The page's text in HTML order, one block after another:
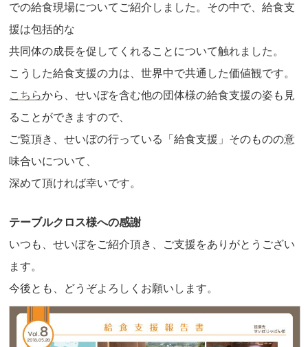
での給食現場についてご紹介しました。その中で、給食支
援は包括的な
共同体の成長を促してくれることについて触れました。
こうした給食支援の力は、世界中で共通した価値観です。
こちらから、せいぼを含む他の団体様の給食支援の姿も見
ることができますので、
ご覧頂き、せいぼの行っている「給食支援」そのものの意
味合いについて、
深めて頂ければ幸いです。
テーブルクロス様への感謝
いつも、せいぼをご紹介頂き、ご支援をありがとうござい
ます。
今後とも、どうぞよろしくお願いします。